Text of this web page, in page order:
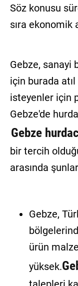
Söz konusu
sıra ekonomik
Gebze, sanayi
için burada
isteyenler için
Gebze'de
Gebze
bir tercih
arasında
Gebze,
ürün
yüksek.